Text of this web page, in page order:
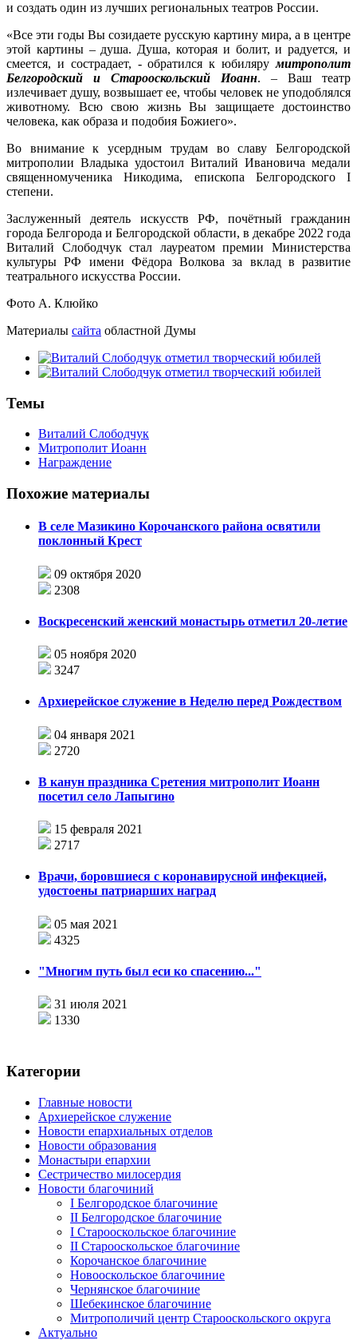
и создать один из лучших региональных театров России.
«Все эти годы Вы созидаете русскую картину мира, а в центре
этой картины – душа. Душа, которая и болит, и радуется, и
смеется, и сострадает, - обратился к юбиляру митрополит
Белгородский и Старооскольский Иоанн. – Ваш театр
излечивает душу, возвышает ее, чтобы человек не уподоблялся
животному. Всю свою жизнь Вы защищаете достоинство
человека, как образа и подобия Божиего».
Во внимание к усердным трудам во славу Белгородской
митрополии Владыка удостоил Виталий Ивановича медали
священномученика Никодима, епископа Белгородского I
степени.
Заслуженный деятель искусств РФ, почётный гражданин
города Белгорода и Белгородской области, в декабре 2022 года
Виталий Слободчук стал лауреатом премии Министерства
культуры РФ имени Фёдора Волкова за вклад в развитие
театрального искусства России.
Фото А. Клюйко
Материалы сайта областной Думы
Темы
Виталий Слободчук
Митрополит Иоанн
Награждение
Похожие материалы
В селе Мазикино Корочанского района освятили
поклонный Крест
09 октября 2020
2308
Воскресенский женский монастырь отметил 20-летие
05 ноября 2020
3247
Архиерейское служение в Неделю перед Рождеством
04 января 2021
2720
В канун праздника Сретения митрополит Иоанн
посетил село Лапыгино
15 февраля 2021
2717
Врачи, боровшиеся с коронавирусной инфекцией,
удостоены патриарших наград
05 мая 2021
4325
"Многим путь был еси ко спасению..."
31 июля 2021
1330
Категории
Главные новости
Архиерейское служение
Новости епархиальных отделов
Новости образования
Монастыри епархии
Сестричество милосердия
Новости благочиний
I Белгородское благочиние
II Белгородское благочиние
I Старооскольское благочиние
II Старооскольское благочиние
Корочанское благочиние
Новооскольское благочиние
Чернянское благочиние
Шебекинское благочиние
Митрополичий центр Старооскольского округа
Актуально